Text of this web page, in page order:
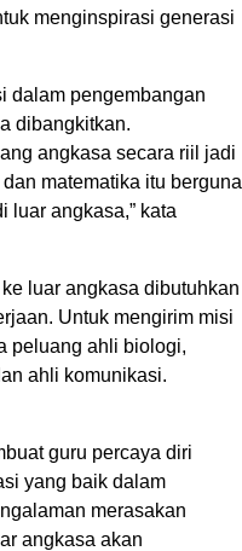
menginspirasi generasi
dalam pengembangan
dibangkitkan.
angkasa secara riil jadi
matematika itu berguna
luar angkasa,” kata
luar angkasa dibutuhkan
Untuk mengirim misi
peluang ahli biologi,
ahli komunikasi.
guru percaya diri
yang baik dalam
merasakan
angkasa akan